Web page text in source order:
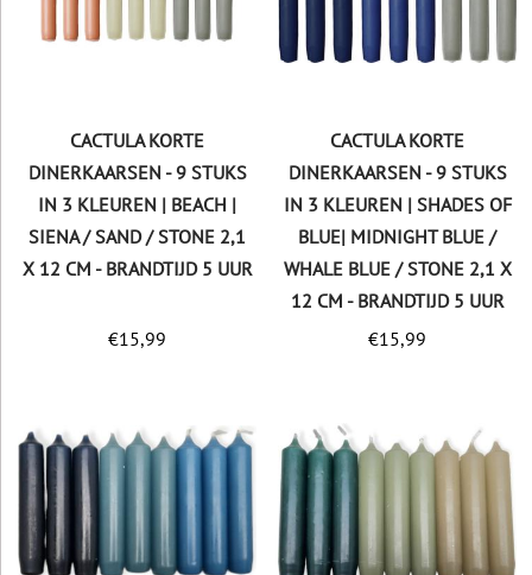
CACTULA KORTE
DINERKAARSEN - 9 STUKS
IN 3 KLEUREN | BEACH |
SIENA / SAND / STONE 2,1
X 12 CM - BRANDTIJD 5 UUR
€15,99
CACTULA KORTE
DINERKAARSEN - 9 STUKS
IN 3 KLEUREN | SHADES OF
BLUE| MIDNIGHT BLUE /
WHALE BLUE / STONE 2,1 X
12 CM - BRANDTIJD 5 UUR
€15,99